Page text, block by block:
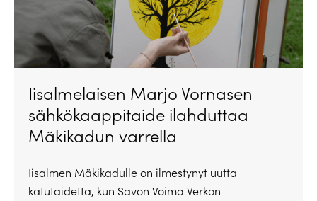
Iisalmelaisen Marjo Vornasen
sähkökaappitaide ilahduttaa
Mäkikadun varrella
Iisalmen Mäkikadulle on ilmestynyt uutta
katutaidetta, kun Savon Voima Verkon